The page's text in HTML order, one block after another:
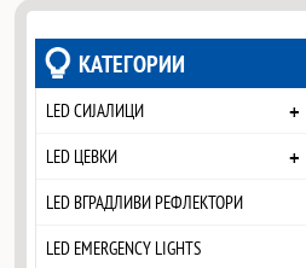
КАТЕГОРИИ
LED СИЈАЛИЦИ +
LED ЦЕВКИ +
LED ВГРАДЛИВИ РЕФЛЕКТОРИ
LED EMERGENCY LIGHTS